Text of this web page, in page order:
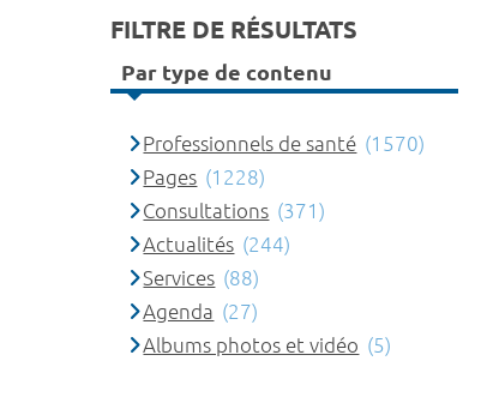
FILTRE DE RÉSULTATS
Par type de contenu
Professionnels de santé (1570)
Pages (1228)
Consultations (371)
Actualités (244)
Services (88)
Agenda (27)
Albums photos et vidéo (5)